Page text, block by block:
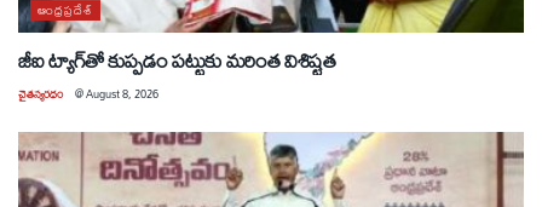
ఆంధ్రప్రదేశ్
జీఐ ట్యాగ్‌తో కుప్పడం పట్టుకు మరింత విశిష్టత
చైతన్యరధం @August 8, 2026